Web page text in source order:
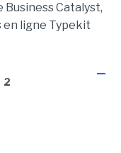
Catalyst,
en ligne Typekit
2